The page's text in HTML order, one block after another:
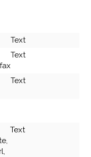
Text
Text
Text
Text